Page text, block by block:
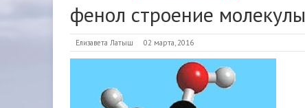
фенол строение молекулы
Елизавета Латыш 02 марта, 2016